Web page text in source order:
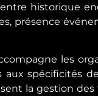
historique
présence
les
aux spécificités
la gestion